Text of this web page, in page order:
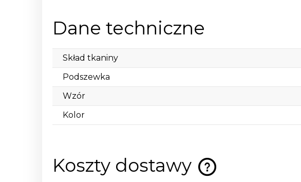
Dane techniczne
Skład tkaniny
Podszewka
Wzór
Kolor
Koszty dostawy